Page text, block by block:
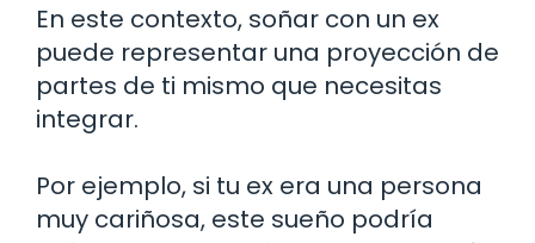
En este contexto, soñar con un ex
puede representar una proyección de
partes de ti mismo que necesitas
integrar.
Por ejemplo, si tu ex era una persona
muy cariñosa, este sueño podría